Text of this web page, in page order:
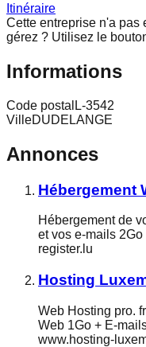
Itinéraire
Cette entreprise n'a pas
gérez ? Utilisez le
Informations
Code postal L-3542
VilleDUDELANGE
Annonces
Hébergement
Hébergement de
et vos e-mails
register.lu
Hosting
Web Hosting pro.
Web 1Go + E-
www.hosting-